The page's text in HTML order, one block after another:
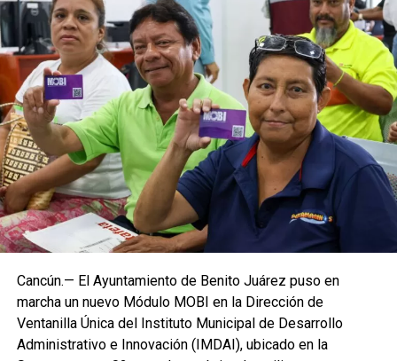
Cancún.— El Ayuntamiento de Benito Juárez puso en
marcha un nuevo Módulo MOBI en la Dirección de
Ventanilla Única del Instituto Municipal de Desarrollo
Administrativo e Innovación (IMDAI), ubicado en la